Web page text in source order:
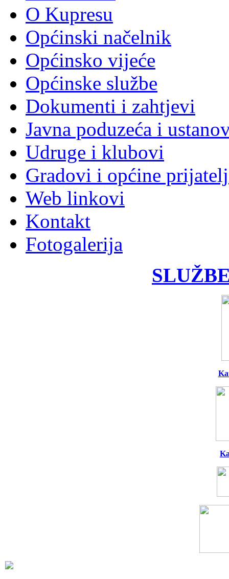
O Kupresu
Općinski načelnik
Općinsko vijeće
Općinske službe
Dokumenti i zahtjevi
Javna poduzeća i
Udruge i klubovi
Gradovi i općine
Web linkovi
Kontakt
Fotogalerija